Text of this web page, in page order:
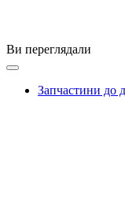
Ви переглядали
Запчастини до